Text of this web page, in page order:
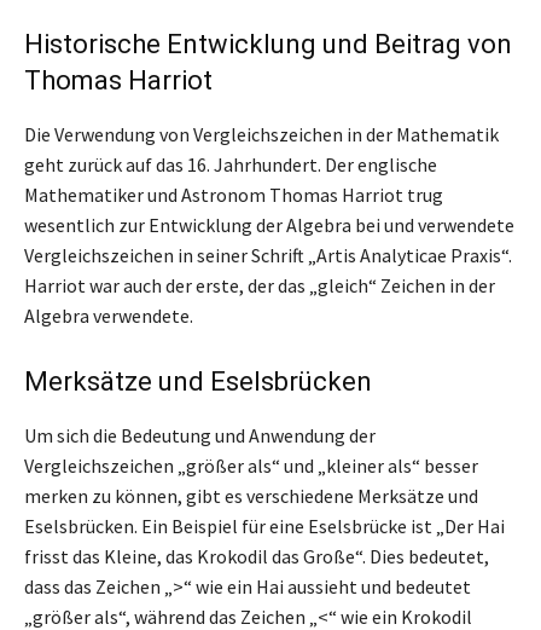
Historische Entwicklung und Beitrag von
Thomas Harriot
Die Verwendung von Vergleichszeichen in der Mathematik
geht zurück auf das 16. Jahrhundert. Der englische
Mathematiker und Astronom Thomas Harriot trug
wesentlich zur Entwicklung der Algebra bei und verwendete
Vergleichszeichen in seiner Schrift „Artis Analyticae Praxis“.
Harriot war auch der erste, der das „gleich“ Zeichen in der
Algebra verwendete.
Merksätze und Eselsbrücken
Um sich die Bedeutung und Anwendung der
Vergleichszeichen „größer als“ und „kleiner als“ besser
merken zu können, gibt es verschiedene Merksätze und
Eselsbrücken. Ein Beispiel für eine Eselsbrücke ist „Der Hai
frisst das Kleine, das Krokodil das Große“. Dies bedeutet,
dass das Zeichen „>“ wie ein Hai aussieht und bedeutet
„größer als“, während das Zeichen „<“ wie ein Krokodil